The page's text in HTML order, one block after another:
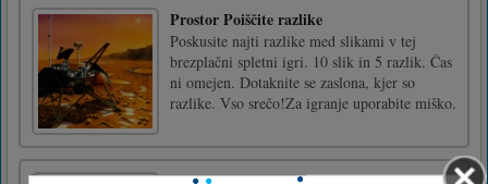
Prostor Poiščite razlike
Poskusite najti razlike med slikami v tej
brezplačni spletni igri. 10 slik in 5 razlik. Čas
ni omejen. Dotaknite se zaslona, kjer so
razlike. Vso srečo!Za igranje uporabite miško.